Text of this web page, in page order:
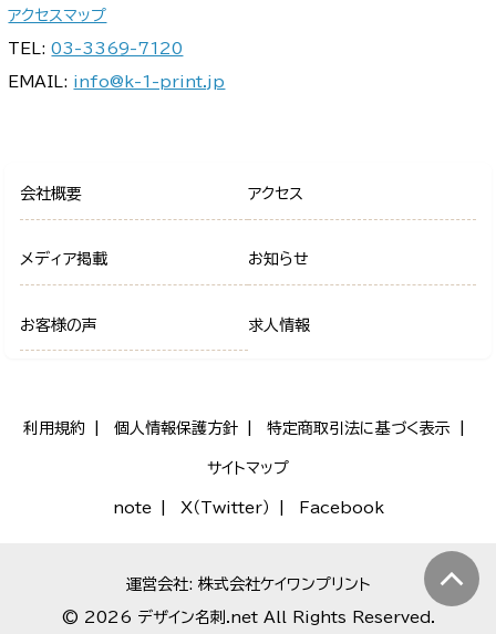
アクセスマップ
TEL:03-3369-7120
EMAIL: info@k-1-print.jp
会社概要 アクセス
メディア掲載 お知らせ
お客様の声 求人情報
利用規約 個人情報保護方針 特定商取引法に基づく表示
サイトマップ
note X（Twitter） Facebook
運営会社: 株式会社ケイワンプリント
© 2026 デザイン名刺.net All Rights Reserved.